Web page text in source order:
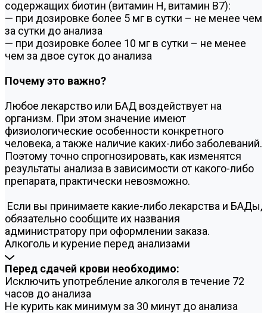
содержащих биотин (витамин Н, витамин В7):
— при дозировке более 5 мг в сутки – не менее чем
за сутки до анализа
— при дозировке более 10 мг в сутки – не менее
чем за двое суток до анализа
Почему это важно?
Любое лекарство или БАД воздействует на
организм. При этом значение имеют
физиологические особенности конкретного
человека, а также наличие каких-либо заболеваний.
Поэтому точно спрогнозировать, как изменятся
результаты анализа в зависимости от какого-либо
препарата, практически невозможно.
Если вы принимаете какие-либо лекарства и БАДы,
обязательно сообщите их названия
администратору при оформлении заказа.
Алкоголь и курение перед анализами
Перед сдачей крови необходимо:
Исключить употребление алкоголя в течение 72
часов до анализа
Не курить как минимум за 30 минут до анализа